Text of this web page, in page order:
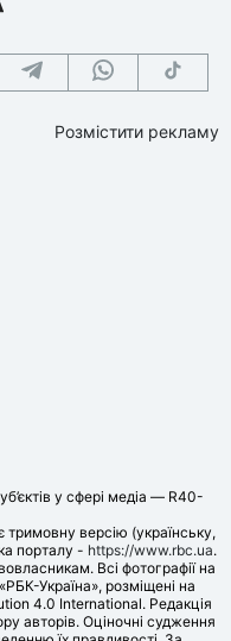
Розмістити рекламу
у сфері медіа — R40-
тримовну версію (українську,
порталу - https://www.rbc.ua.
Всі фотографії на
Україна», розміщені на
4.0 International. Редакція
авторів. Оціночні судження